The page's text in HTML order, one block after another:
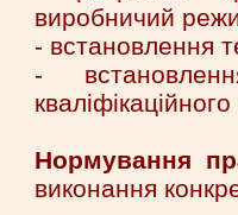
виробничий
- встановлення
-
Нормування
виконання